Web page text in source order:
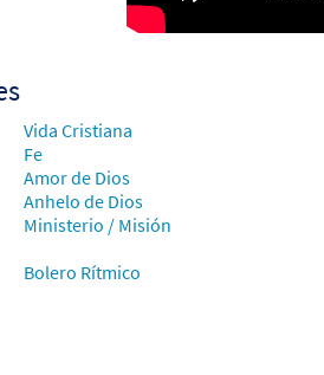
Vida Cristiana
Fe
Amor de Dios
Anhelo de Dios
Ministerio / Misión
Bolero Rítmico